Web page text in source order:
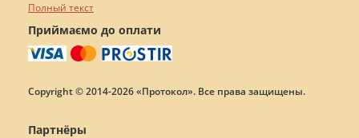
Полный текст
Приймаємо до оплати
Copyright © 2014-2026 «Протокол». Все права защищены.
Партнёры